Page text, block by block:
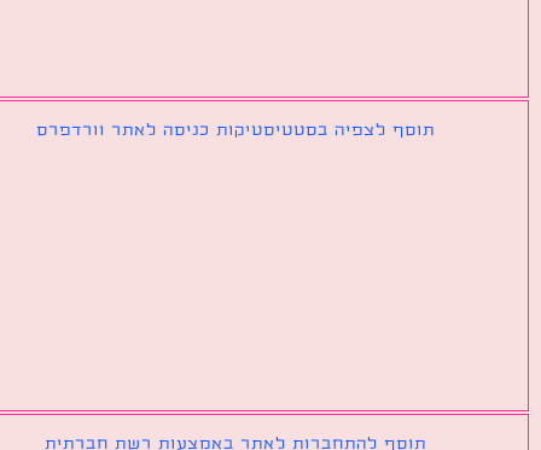
תוסף לצפיה בסטטיסטיקות כניסה לאתר וורדפרס
תוסף להתחברות לאתר באמצעות רשת חברתית